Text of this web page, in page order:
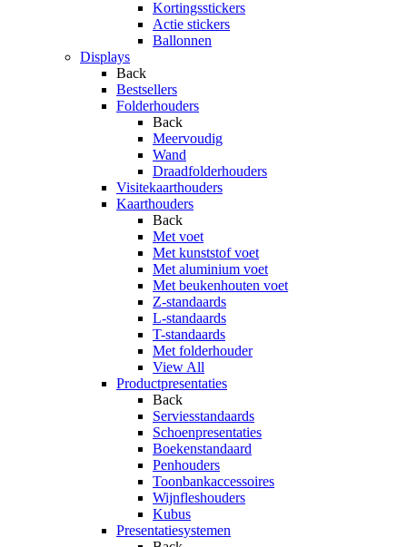
Kortingsstickers
Actie stickers
Ballonnen
Displays
Back
Bestsellers
Folderhouders
Back
Meervoudig
Wand
Draadfolderhouders
Visitekaarthouders
Kaarthouders
Back
Met voet
Met kunststof voet
Met aluminium voet
Met beukenhouten voet
Z-standaards
L-standaards
T-standaards
Met folderhouder
View All
Productpresentaties
Back
Serviesstandaards
Schoenpresentaties
Boekenstandaard
Penhouders
Toonbankaccessoires
Wijnfleshouders
Kubus
Presentatiesystemen